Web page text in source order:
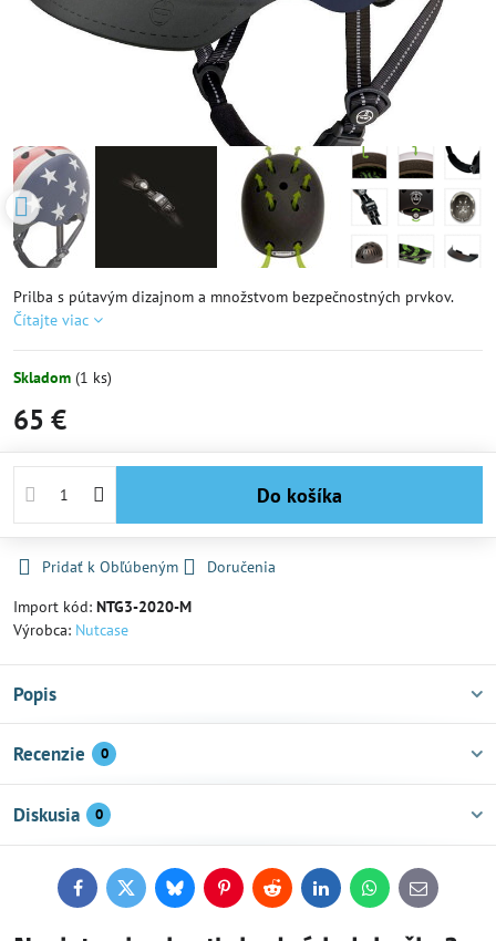
Prilba s pútavým dizajnom a množstvom bezpečnostných prvkov.
Čítajte viac
Skladom (1 ks)
65 €
Do košíka
Pridať k Obľúbeným
Doručenia
Import kód: NTG3-2020-M
Výrobca: Nutcase
Popis
Recenzie 0
Diskusia 0
FacebookTwitterBlueskyPinterestReddit LinkedInWhatsApp
E-
mail